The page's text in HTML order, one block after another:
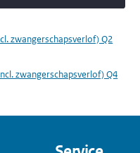
zwangerschapsverlof) Q2
zwangerschapsverlof) Q4